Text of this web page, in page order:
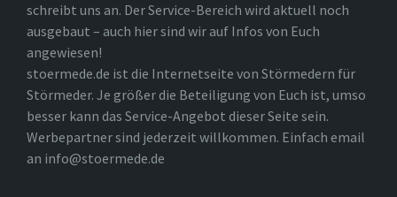
schreibt uns an. Der Service-Bereich wird aktuell noch
ausgebaut – auch hier sind wir auf Infos von Euch
angewiesen!
stoermede.de ist die Internetseite von Störmedern für
Störmeder. Je größer die Beteiligung von Euch ist, umso
besser kann das Service-Angebot dieser Seite sein.
Werbepartner sind jederzeit willkommen. Einfach email
an info@stoermede.de